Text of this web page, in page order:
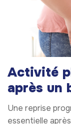
Activité
après un
Une reprise
essentielle